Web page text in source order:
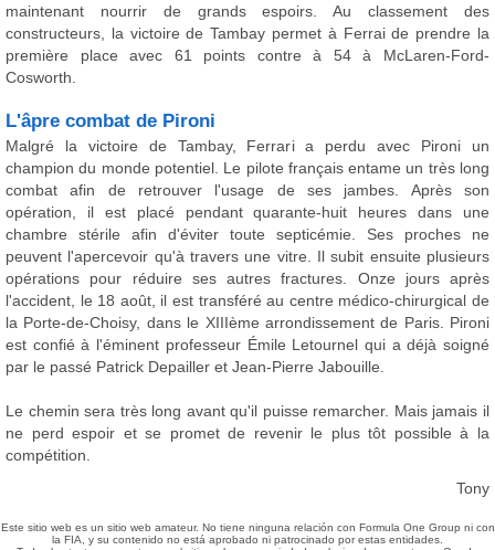
maintenant nourrir de grands espoirs. Au classement des
constructeurs, la victoire de Tambay permet à Ferrai de prendre la
première place avec 61 points contre à 54 à McLaren-Ford-
Cosworth.
L'âpre combat de Pironi
Malgré la victoire de Tambay, Ferrari a perdu avec Pironi un
champion du monde potentiel. Le pilote français entame un très long
combat afin de retrouver l'usage de ses jambes. Après son
opération, il est placé pendant quarante-huit heures dans une
chambre stérile afin d'éviter toute septicémie. Ses proches ne
peuvent l'apercevoir qu'à travers une vitre. Il subit ensuite plusieurs
opérations pour réduire ses autres fractures. Onze jours après
l'accident, le 18 août, il est transféré au centre médico-chirurgical de
la Porte-de-Choisy, dans le XIIIème arrondissement de Paris. Pironi
est confié à l'éminent professeur Émile Letournel qui a déjà soigné
par le passé Patrick Depailler et Jean-Pierre Jabouille.
Le chemin sera très long avant qu'il puisse remarcher. Mais jamais il
ne perd espoir et se promet de revenir le plus tôt possible à la
compétition.
Tony
Este sitio web es un sitio web amateur. No tiene ninguna relación con Formula One Group ni con
la FIA, y su contenido no está aprobado ni patrocinado por estas entidades.